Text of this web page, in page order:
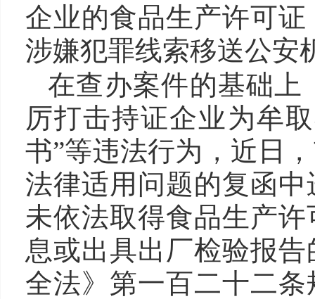
企业的食品生产许可
涉嫌犯罪线索移送公安
在查办案件的基础上
厉打击持证企业为牟
书”等违法行为，近日
法律适用问题的复函
未依法取得食品生产
息或出具出厂检验报
全法》第一百二十二